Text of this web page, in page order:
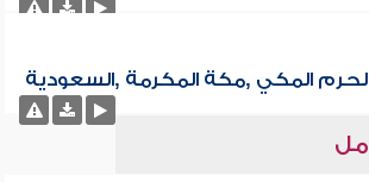
المكي ,مكة المكرمة ,السعودية